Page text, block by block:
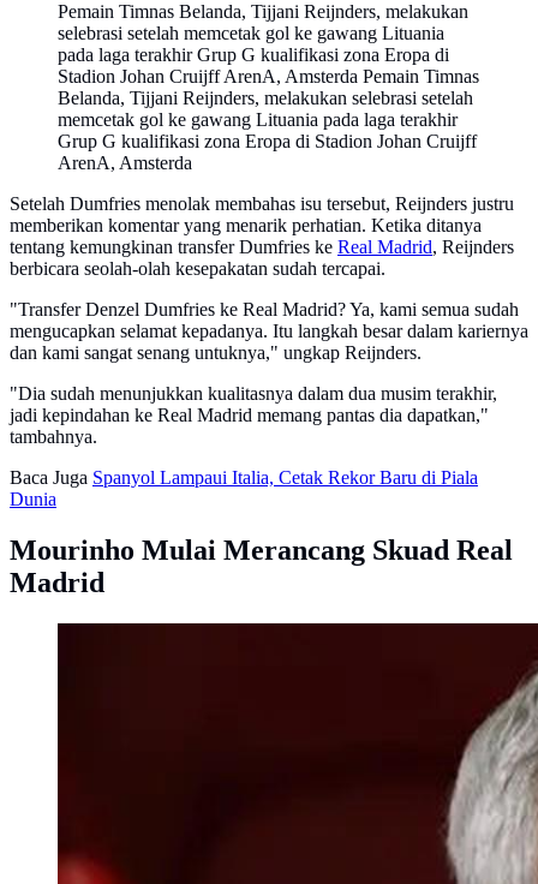
Pemain Timnas Belanda, Tijjani Reijnders, melakukan
selebrasi setelah memcetak gol ke gawang Lituania
pada laga terakhir Grup G kualifikasi zona Eropa di
Stadion Johan Cruijff ArenA, Amsterda Pemain Timnas
Belanda, Tijjani Reijnders, melakukan selebrasi setelah
memcetak gol ke gawang Lituania pada laga terakhir
Grup G kualifikasi zona Eropa di Stadion Johan Cruijff
ArenA, Amsterda
Setelah Dumfries menolak membahas isu tersebut, Reijnders justru
memberikan komentar yang menarik perhatian. Ketika ditanya
tentang kemungkinan transfer Dumfries ke Real Madrid, Reijnders
berbicara seolah-olah kesepakatan sudah tercapai.
"Transfer Denzel Dumfries ke Real Madrid? Ya, kami semua sudah
mengucapkan selamat kepadanya. Itu langkah besar dalam kariernya
dan kami sangat senang untuknya," ungkap Reijnders.
"Dia sudah menunjukkan kualitasnya dalam dua musim terakhir,
jadi kepindahan ke Real Madrid memang pantas dia dapatkan,"
tambahnya.
Baca Juga Spanyol Lampaui Italia, Cetak Rekor Baru di Piala
Dunia
Mourinho Mulai Merancang Skuad Real
Madrid